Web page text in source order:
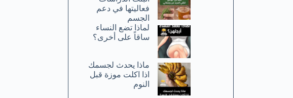
فعاليتها في دعم
الجسم
لماذا تضع النساء
ساقاً على أخرى؟
ماذا يحدث لجسمك
اذا اكلت موزة قبل
النوم